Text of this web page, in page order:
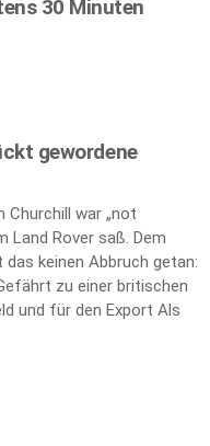
30 Minuten
gewordene
Churchill war „not
Land Rover saß. Dem
keinen Abbruch getan:
zu einer britischen
und für den Export Als